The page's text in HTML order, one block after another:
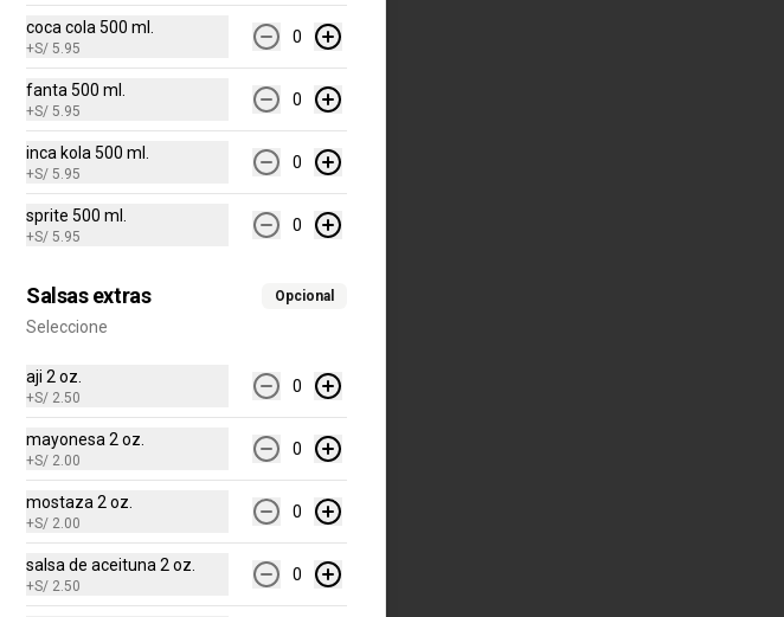
-50%
coca cola 500 ml.
+S/ 5.95
0
fanta 500 ml.
+S/ 5.95
0
inca kola 500 ml.
+S/ 5.95
0
sprite 500 ml.
+S/ 5.95
0
Salsas extras Opcional
Seleccione
aji 2 oz.
+S/ 2.50
0
mayonesa 2 oz.
+S/ 2.00
0
mostaza 2 oz.
+S/ 2.00
0
salsa de aceituna 2 oz.
+S/ 2.50
0